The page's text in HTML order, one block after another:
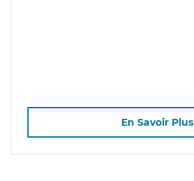
En Savoir Plus